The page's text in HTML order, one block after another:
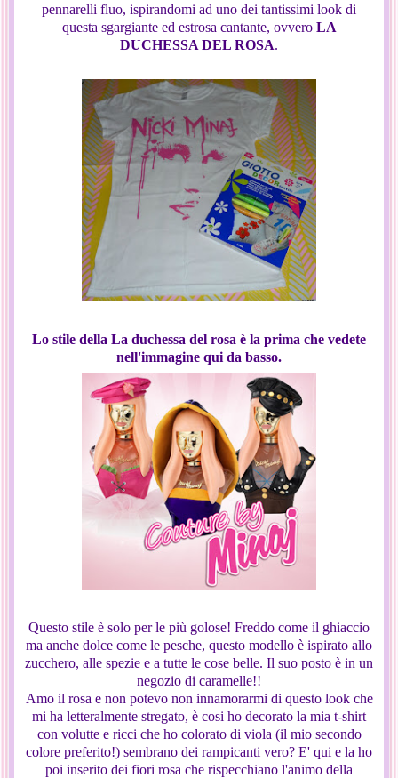
pennarelli fluo, ispirandomi ad uno dei tantissimi look di
questa sgargiante ed estrosa cantante, ovvero LA
DUCHESSA DEL ROSA.
Lo stile della La duchessa del rosa è la prima che vedete
nell'immagine qui da basso.
Questo stile è solo per le più golose! Freddo come il ghiaccio
ma anche dolce come le pesche, questo modello è ispirato allo
zucchero, alle spezie e a tutte le cose belle. Il suo posto è in un
negozio di caramelle!!
Amo il rosa e non potevo non innamorarmi di questo look che
mi ha letteralmente stregato, è cosi ho decorato la mia t-shirt
con volutte e ricci che ho colorato di viola (il mio secondo
colore preferito!) sembrano dei rampicanti vero? E' qui e la ho
poi inserito dei fiori rosa che rispecchiano l'animo della